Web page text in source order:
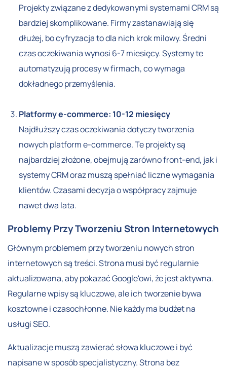
Projekty związane z dedykowanymi systemami CRM są
bardziej skomplikowane. Firmy zastanawiają się
dłużej, bo cyfryzacja to dla nich krok milowy. Średni
czas oczekiwania wynosi 6-7 miesięcy. Systemy te
automatyzują procesy w firmach, co wymaga
dokładnego przemyślenia.
Platformy e-commerce: 10-12 miesięcy
Najdłuższy czas oczekiwania dotyczy tworzenia
nowych platform e-commerce. Te projekty są
najbardziej złożone, obejmują zarówno front-end, jak i
systemy CRM oraz muszą spełniać liczne wymagania
klientów. Czasami decyzja o współpracy zajmuje
nawet dwa lata.
Problemy Przy Tworzeniu Stron Internetowych
Głównym problemem przy tworzeniu nowych stron
internetowych są treści. Strona musi być regularnie
aktualizowana, aby pokazać Google'owi, że jest aktywna.
Regularne wpisy są kluczowe, ale ich tworzenie bywa
kosztowne i czasochłonne. Nie każdy ma budżet na
usługi SEO.
Aktualizacje muszą zawierać słowa kluczowe i być
napisane w sposób specjalistyczny. Strona bez